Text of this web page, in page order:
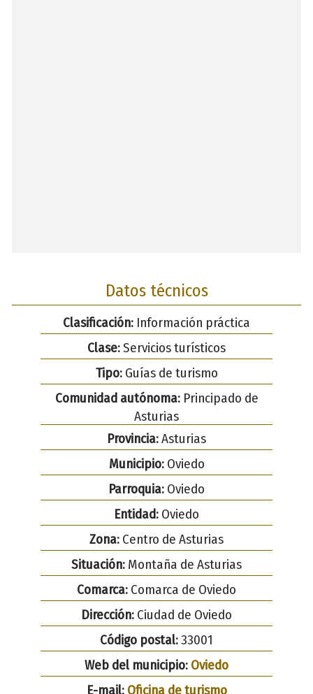
Datos técnicos
Clasificación: Información práctica
Clase:Servicios turísticos
Tipo:Guías de turismo
Comunidad autónoma:Principado de
Asturias
Provincia:Asturias
Municipio:Oviedo
Parroquia: Oviedo
Entidad: Oviedo
Zona: Centro de Asturias
Situación: Montaña de Asturias
Comarca: Comarca de Oviedo
Dirección: Ciudad de Oviedo
Código postal:33001
Web del municipio: Oviedo
E-mail: Oficina de turismo